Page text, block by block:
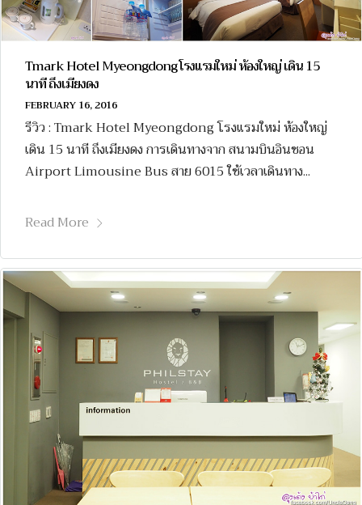
Tmark Hotel Myeongdong โรงแรมใหม่ ห้องใหญ่ เดิน 15
นาที ถึงเมียงดง
FEBRUARY 16, 2016
รีวิว : Tmark Hotel Myeongdong โรงแรมใหม่ ห้องใหญ่
เดิน 15 นาที ถึงเมียงดง การเดินทางจาก สนามบินอินชอน
Airport Limousine Bus สาย 6015 ใช้เวลาเดินทาง...
Read More